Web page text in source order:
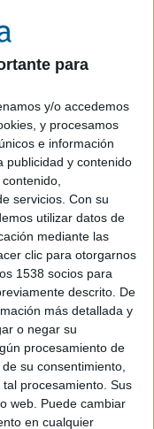
para
y/o accedemos
y procesamos
e información
publicidad y contenido
servicios. Con su
utilizar datos de
mediante las
clic para otorgarnos
1538 socios para
descrito. De
más detallada y
o negar su
procesamiento de
su consentimiento,
procesamiento. Sus
web. Puede cambiar
en cualquier
exclusiva
donde hace
escudería.
Y lo sabemos
del Gran Premio de
trabajan ambos pilotos.
la que da a conocer cómo
la que se reflejan
con sus equipos en una
rendimiento en una
tuvo lugar tras el
lunes 15 de junio. Se trata,
El estilo elegido para el
la del observador, que
pero que está atento a